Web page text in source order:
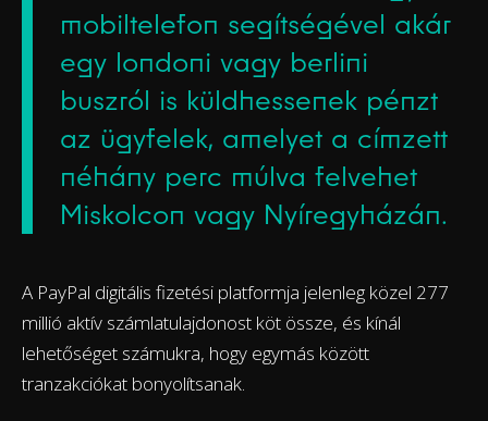
mobiltelefon segítségével akár
egy londoni vagy berlini
buszról is küldhessenek pénzt
az ügyfelek, amelyet a címzett
néhány perc múlva felvehet
Miskolcon vagy Nyíregyházán.
A PayPal digitális fizetési platformja jelenleg közel 277
millió aktív számlatulajdonost köt össze, és kínál
lehetőséget számukra, hogy egymás között
tranzakciókat bonyolítsanak.